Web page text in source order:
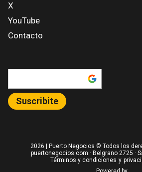
X
YouTube
Contacto
Suscribite
2026 | Puerto Negocios © Todos los
puertonegocios.com · Belgrano 2725 ·
Términos y condiciones y